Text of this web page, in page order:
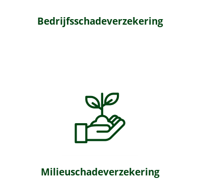
Bedrijfsschadeverzekering
Milieuschadeverzekering